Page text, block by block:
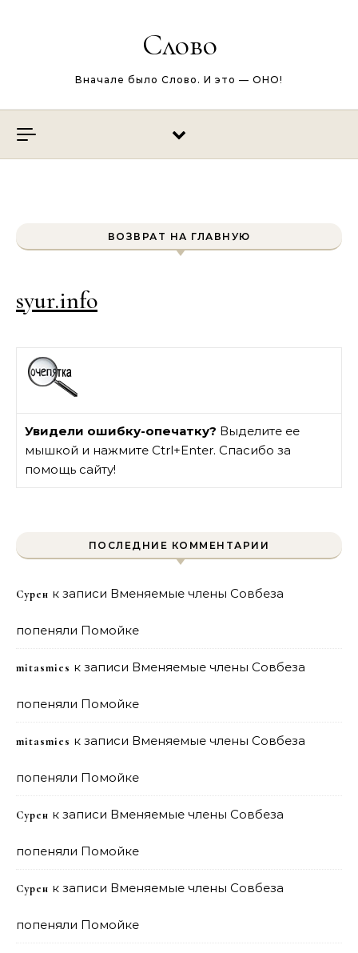
Слово
Вначале было Слово. И это — ОНО!
ВОЗВРАТ НА ГЛАВНУЮ
syur.info
Увидели ошибку-опечатку? Выделите ее
мышкой и нажмите Ctrl+Enter. Спасибо за
помощь сайту!
ПОСЛЕДНИЕ КОММЕНТАРИИ
Сурен к записи Вменяемые члены Совбеза
попеняли Помойке
mitasmies к записи Вменяемые члены Совбеза
попеняли Помойке
mitasmies к записи Вменяемые члены Совбеза
попеняли Помойке
Сурен к записи Вменяемые члены Совбеза
попеняли Помойке
Сурен к записи Вменяемые члены Совбеза
попеняли Помойке